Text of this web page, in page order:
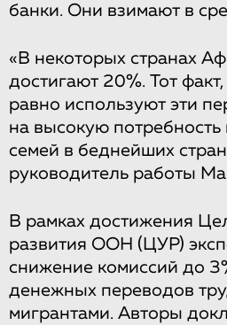
банки. Они взимают в
«В некоторых странах
достигают 20%. Тот
равно используют эти
на высокую
семей в беднейших
руководитель работы
В рамках достижения
развития ООН (ЦУР)
снижение комиссий до
денежных переводов
мигрантами. Авторы